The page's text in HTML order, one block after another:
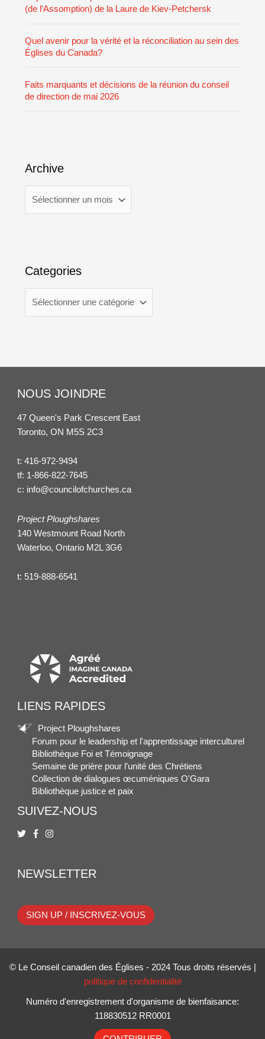
(de l’Assomption) de la Laure de Kiev-Petchersk
Quel avenir pour la vérité et la réconciliation au sein des
Églises du Canada?
Faits marquants et décisions de la réunion du conseil
de direction de mai 2026
Archive
Categories
NOUS JOINDRE
47 Queen's Park Crescent East
Toronto, ON M5S 2C3
t:416-972-9494
tf: 1-866-822-7645
c: info@councilofchurches.ca
Project Ploughshares
140 Westmount Road North
Waterloo, Ontario M2L 3G6
t: 519-888-6541
LIENS RAPIDES
Project Ploughshares
Forum pour le leadership et l'apprentissage interculturel
Bibliothèque Foi et Témoignage
Semaine de prière pour l’unité des Chrétiens
Collection de dialogues œcuméniques O'Gara
Bibliothèque justice et paix
SUIVEZ-NOUS
NEWSLETTER
SIGN UP / INSCRIVEZ-VOUS
© Le Conseil canadien des Églises - 2024 Tous droits réservés |
politique de confidentialité
Numéro d'enregistrement d'organisme de bienfaisance:
118830512 RR0001